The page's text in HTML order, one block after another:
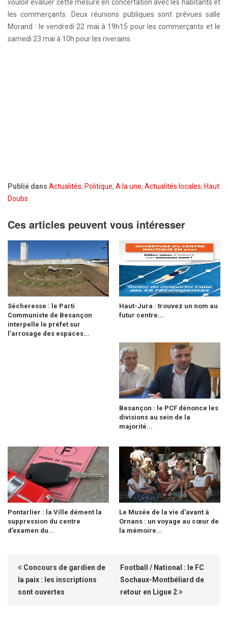
vouloir évaluer cette mesure en concertation avec les habitants et
les commerçants. Deux réunions publiques sont prévues salle
Morand : le vendredi 22 mai à 19h15 pour les commerçants et le
samedi 23 mai à 10h pour les riverains.
Publié dans Actualités, Politique, A la une, Actualités locales, Haut
Doubs
Ces articles peuvent vous intéresser
Sécheresse : le Parti
Communiste de Besançon
interpelle le préfet sur
l’arrosage des espaces...
Haut-Jura : trouvez un nom au
futur centre...
Besançon : le PCF dénonce les
divisions au sein de la
majorité...
Pontarlier : la Ville dément la
suppression du centre
d’examen du...
Le Musée de la vie d'avant à
Ornans : un voyage au cœur de
la mémoire...
Concours de gardien de
la paix : les inscriptions
sont ouvertes
Football / National : le FC
Sochaux-Montbéliard de
retour en Ligue 2